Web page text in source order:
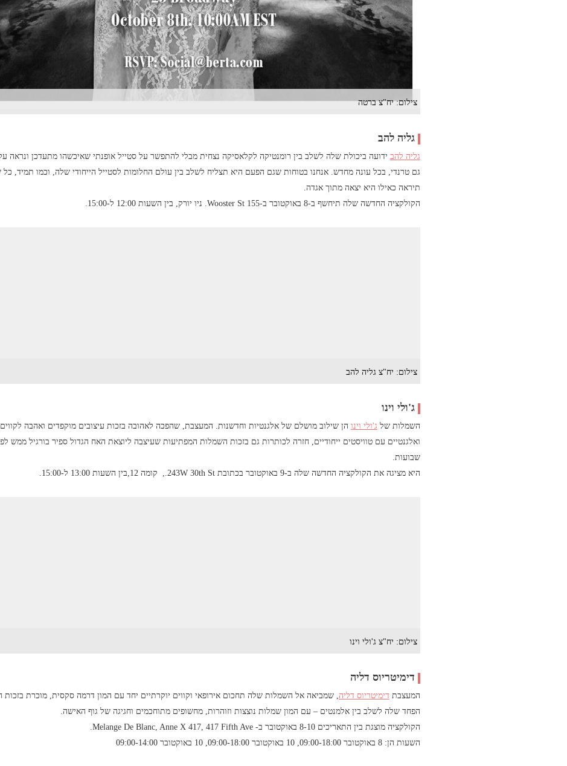
צילום: יח"צ ברטה
גליה להב
גליה להב ידועה ביכולת שלה לשלב בין רומנטיקה לקלאסיקה נצחית מבלי להתפשר על סטייל אופנתי שאיכשהו מתעדכן ונראה
גם טרנדי, בכל עונה מחדש. אנחנו בטוחות שגם הפעם היא תצליח לשלב בין עולם החלומות לסטייל הייחודי שלה, וכמו תמיד,
תיראה כאילו היא יצאה מתוך אגדה.
הקולקציה החדשה שלה תיחשף ב-8 באוקטובר ב-155 Wooster St. ניו יורק, בין השעות 12:00 ל-15:00.
צילום: יח"צ גליה להב
ג'ולי וינו
השמלות של ג'ולי וינו הן שילוב מושלם של אלגנטיות וחדשנות. המעצבת, שהפכה לאהובה בזכות עיצובים מוקפדים ואהבה לקווים
ואלגנטיים עם טוויסטים ייחודיים, חזרה לכותרות גם בזכות השמלות המפתיעות שעיצבה ליוצאת האח הגדול ספיר בורגיל ממש
שבועות.
היא מציגה את הקולקציה החדשה שלה ב-9 באוקטובר בכתובת 243W 30th St., קומה 12,בין השעות 13:00 ל-15:00.
צילום: יח"צ ג'ולי וינו
דימיטריוס דליה
המעצבת דימיטריוס דליה, שמביאה אל השמלות שלה תחכום אירופאי וקווים יוקרתיים יחד עם המון דרמה סקסית, מוכרת בזכות
הפחד שלה לשלב בין אלמנטים – עם המון שמלות נוצצות וזוהרות, מחשופים מתוחכמים וחגיגה של גוף האישה.
הקולקציה מוצגת בין התאריכים 8-10 באוקטובר ב- Melange De Blanc, Anne X 417, 417 Fifth Ave.
השעות הן: 8 באוקטובר 09:00-18:00, 10 באוקטובר 09:00-18:00, 10 באוקטובר 09:00-14:00